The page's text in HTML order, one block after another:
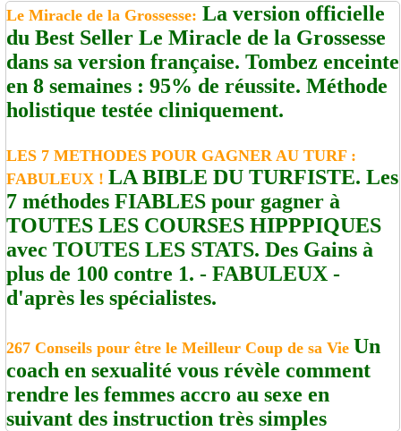
Le Miracle de la Grossesse: La version officielle
du Best Seller Le Miracle de la Grossesse
dans sa version française. Tombez enceinte
en 8 semaines : 95% de réussite. Méthode
holistique testée cliniquement.
LES 7 METHODES POUR GAGNER AU TURF :
FABULEUX ! LA BIBLE DU TURFISTE. Les
7 méthodes FIABLES pour gagner à
TOUTES LES COURSES HIPPPIQUES
avec TOUTES LES STATS. Des Gains à
plus de 100 contre 1. - FABULEUX -
d'après les spécialistes.
267 Conseils pour être le Meilleur Coup de sa Vie Un
coach en sexualité vous révèle comment
rendre les femmes accro au sexe en
suivant des instruction très simples